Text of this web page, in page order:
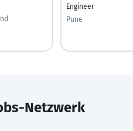
Engineer
Pune
Netzwerk